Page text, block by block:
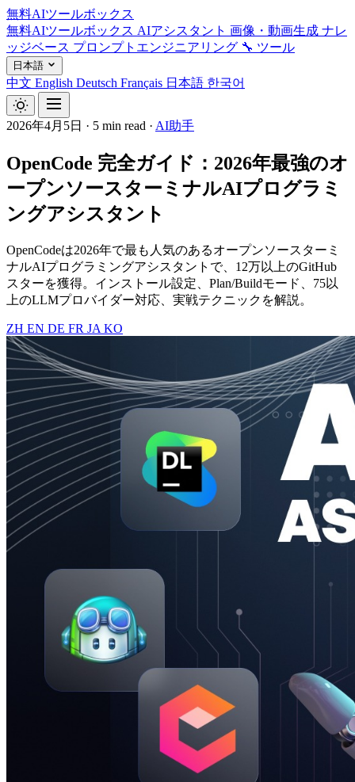
無料AIツールボックス
無料AIツールボックス AIアシスタント 画像・動画生成 ナレ
ッジベース プロンプトエンジニアリング 🔧 ツール
日本語
中文 English Deutsch Français 日本語 한국어
2026年4月5日 · 5 min read · AI助手
OpenCode 完全ガイド：2026年最強のオ
ープンソースターミナルAIプログラミ
ングアシスタント
OpenCodeは2026年で最も人気のあるオープンソースターミ
ナルAIプログラミングアシスタントで、12万以上のGitHub
スターを獲得。インストール設定、Plan/Buildモード、75以
上のLLMプロバイダー対応、実戦テクニックを解説。
ZH EN DE FR JA KO